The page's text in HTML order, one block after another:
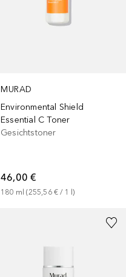
MURAD
Environmental Shield
Essential C Toner
Gesichtstoner
46,00 €
180 ml (255,56 € / 1 l)